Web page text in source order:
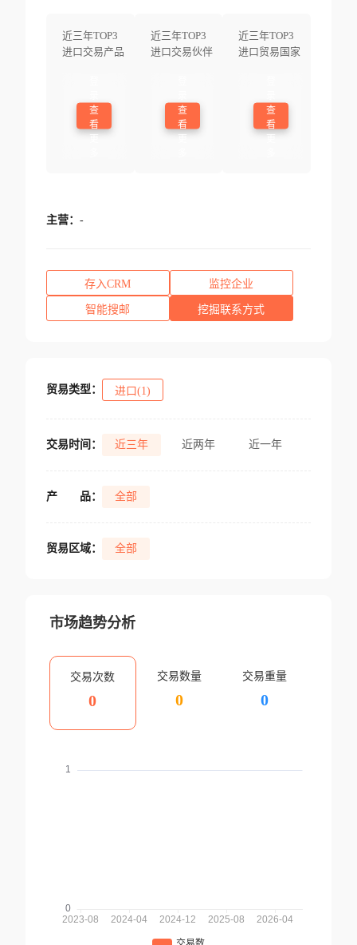
近三年TOP3
进口交易产品
查
看
近三年TOP3
进口交易伙伴
查
看
近三年TOP3
进口贸易国家
查
看
主营： -
存入CRM 监控企业
智能搜邮 挖掘联系方式
贸易类型： 进口(1)
交易时间： 近三年 近两年 近一年
产 品： 全部
贸易区域： 全部
市场趋势分析
交易次数
0
交易数量
0
交易重量
0